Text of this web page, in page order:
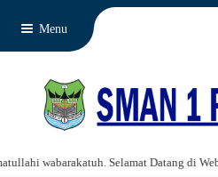
Menu
wabarakatuh. Selamat Datang di